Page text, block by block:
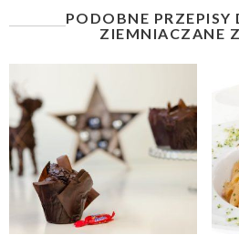
PODOBNE
ZIEMNIACZANE